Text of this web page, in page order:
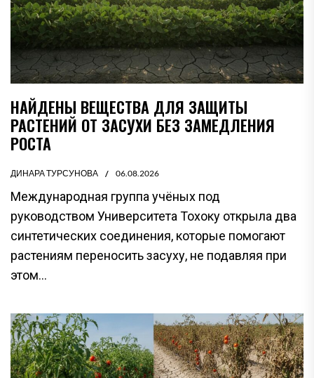
НАЙДЕНЫ ВЕЩЕСТВА ДЛЯ ЗАЩИТЫ
РАСТЕНИЙ ОТ ЗАСУХИ БЕЗ ЗАМЕДЛЕНИЯ
РОСТА
ДИНАРА ТУРСУНОВА 06.08.2026
Международная группа учёных под
руководством Университета Тохоку открыла два
синтетических соединения, которые помогают
растениям переносить засуху, не подавляя при
этом...